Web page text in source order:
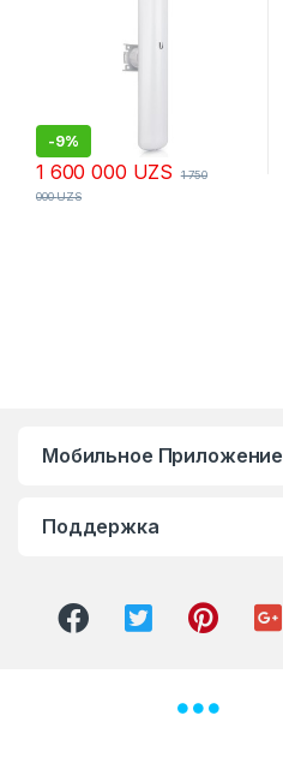
-9%
1 600 000 UZS
1 750
000UZS
Мобильное Приложение
Поддержка